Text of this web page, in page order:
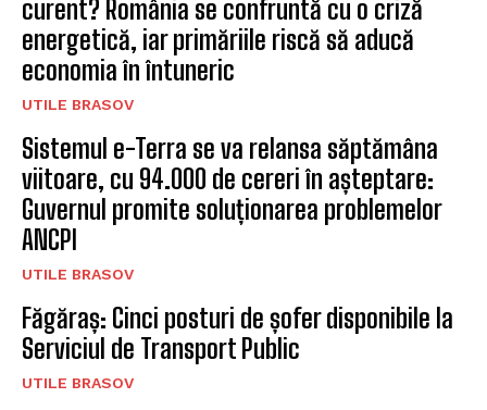
curent? România se confruntă cu o criză
energetică, iar primăriile riscă să aducă
economia în întuneric
UTILE BRASOV
Sistemul e-Terra se va relansa săptămâna
viitoare, cu 94.000 de cereri în așteptare:
Guvernul promite soluționarea problemelor
ANCPI
UTILE BRASOV
Făgăraș: Cinci posturi de șofer disponibile la
Serviciul de Transport Public
UTILE BRASOV